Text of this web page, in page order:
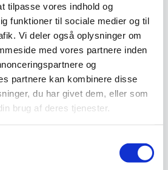
tilpasse vores indhold og
funktioner til sociale medier og til
Vi deler også oplysninger om
med vores partnere inden
og
partnere kan kombinere disse
du har givet dem, eller som
brug af deres tjenester.